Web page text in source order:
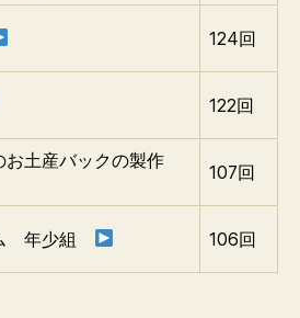
124回
122回
お土産バックの製作
107回
年少組 106回